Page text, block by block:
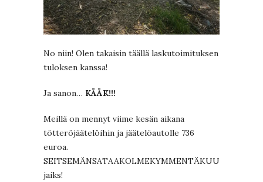
No niin! Olen takaisin täällä laskutoimituksen
tuloksen kanssa!
Ja sanon… KÄÄK!!!
Meillä on mennyt viime kesän aikana
tötteröjäätelöihin ja jäätelöautolle 736
euroa.
SEITSEMÄNSATAAKOLMEKYMMENTÄKUUSI,
jaiks!